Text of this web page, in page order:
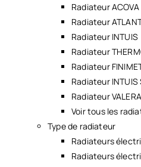
Radiateur ACOVA
Radiateur
Radiateur INTUIS
Radiateur
Radiateur
Radiateur
Radiateur
Voir tous les
Type de radiateur
Radiateurs
Radiateurs